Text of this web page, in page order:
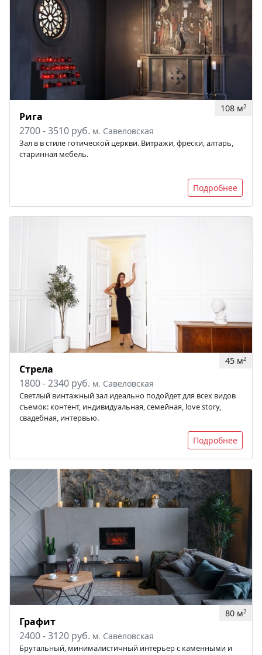
108 м2
Рига
2700 - 3510 руб. м. Савеловская
Зал в в стиле готической церкви. Витражи, фрески, алтарь,
старинная мебель.
Подробнее
45 м2
Стрела
1800 - 2340 руб. м. Савеловская
Светлый винтажный зал идеально подойдет для всех видов
съемок: контент, индивидуальная, семейная, love story,
свадебная, интервью.
Подробнее
80 м2
Графит
2400 - 3120 руб. м. Савеловская
Брутальный, минималистичный интерьер с каменными и